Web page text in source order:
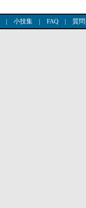
| 小技集 | FAQ | 質